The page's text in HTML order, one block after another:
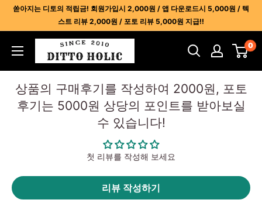
쏟아지는 디토의 적립금! 회원가입시 2,000원 / 앱 다운로드시 5,000원 / 텍
스트 리뷰 2,000원 / 포토 리뷰 5,000원 지급!!
릭
-
카
0
상품의 구매후기를 작성하여 2000원, 포토
후기는 5000원 상당의 포인트를 받아보실
수 있습니다!
첫 리뷰를 작성해 보세요
리뷰 작성하기